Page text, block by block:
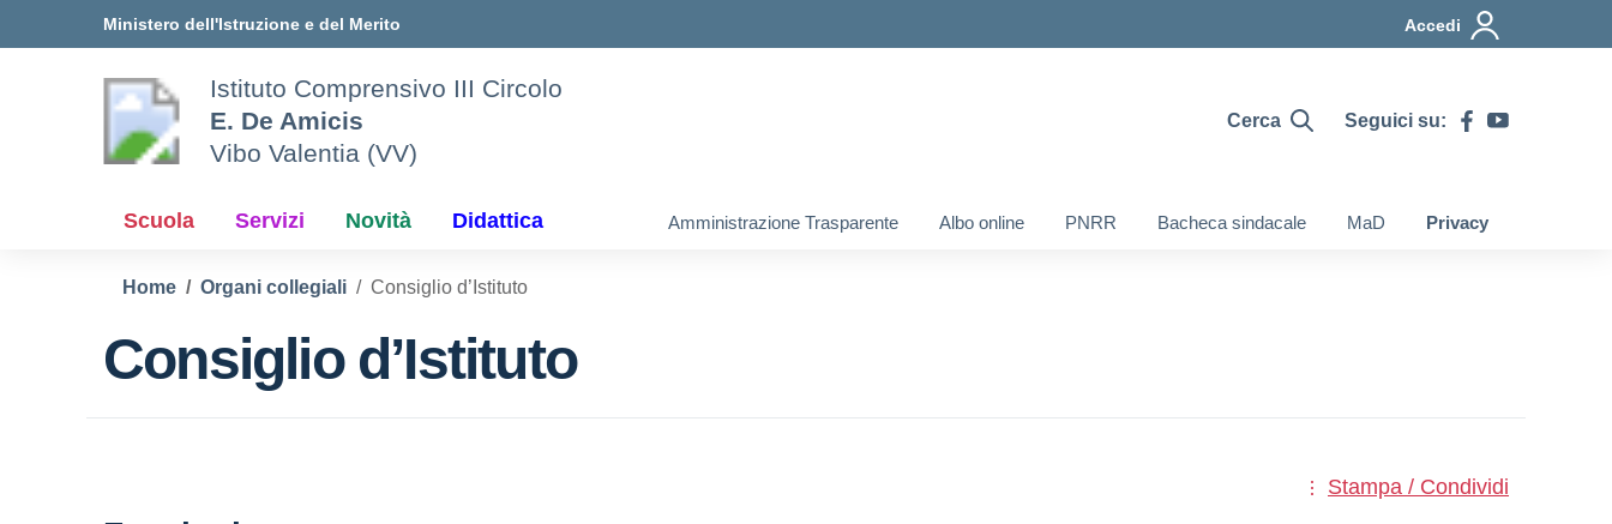
Ministero dell'Istruzione e del Merito Accedi
Istituto Comprensivo III Circolo
E. De Amicis
Vibo Valentia (VV)
Cerca Seguici su:
Scuola Servizi Novità Didattica Amministrazione Trasparente Albo online PNRR Bacheca sindacale MaD Privacy
Home Organi collegiali Consiglio d’Istituto
Consiglio d’Istituto
Stampa / Condividi